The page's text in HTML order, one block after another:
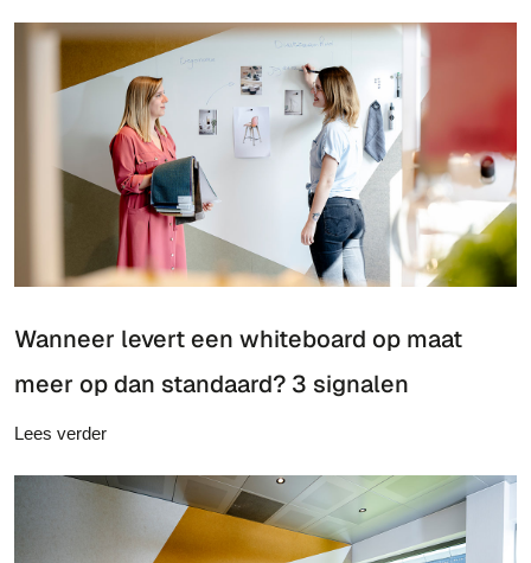
Wanneer levert een whiteboard op maat
meer op dan standaard? 3 signalen
Lees verder